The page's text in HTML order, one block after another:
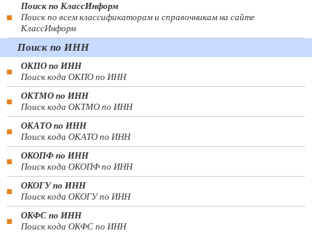
Поиск по КлассИнформ
Поиск по всем классификаторам и справочникам на сайте
КлассИнформ
Поиск по ИНН
ОКПО по ИНН
Поиск кода ОКПО по ИНН
ОКТМО по ИНН
Поиск кода ОКТМО по ИНН
ОКАТО по ИНН
Поиск кода ОКАТО по ИНН
ОКОПФ по ИНН
Поиск кода ОКОПФ по ИНН
ОКОГУ по ИНН
Поиск кода ОКОГУ по ИНН
ОКФС по ИНН
Поиск кода ОКФС по ИНН